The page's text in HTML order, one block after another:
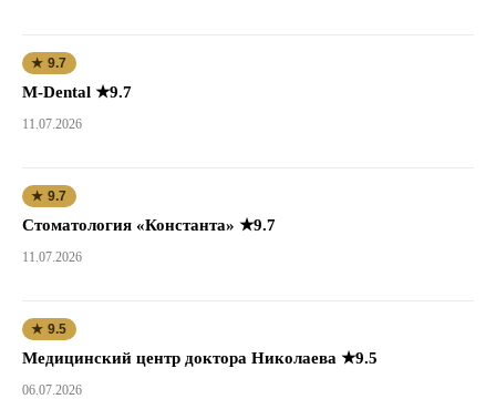
★ 9.7
M-Dental ★9.7
11.07.2026
★ 9.7
Стоматология «Константа» ★9.7
11.07.2026
★ 9.5
Медицинский центр доктора Николаева ★9.5
06.07.2026